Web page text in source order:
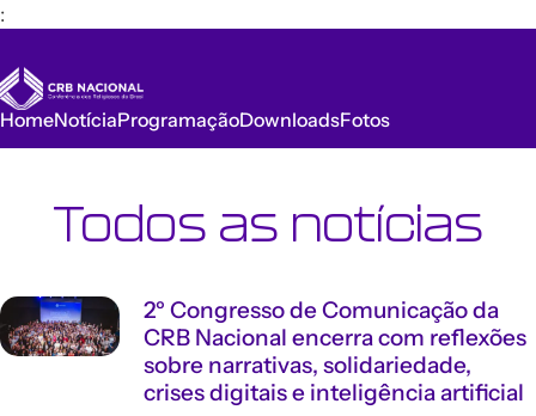
:
HomeNotíciaProgramaçãoDownloadsFotos
Todos as notícias
2º Congresso de Comunicação da
CRB Nacional encerra com reflexões
sobre narrativas, solidariedade,
crises digitais e inteligência artificial